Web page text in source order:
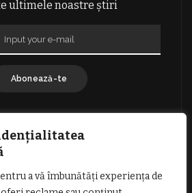
a vă îmbunătăți experiența de
ultimele noastre știri
Abonează-te